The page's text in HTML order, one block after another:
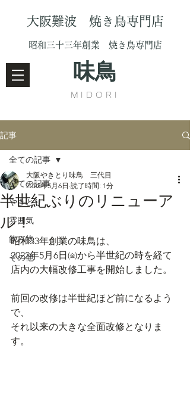
大阪難波 焼き鳥専門店
昭和三十三年創業 焼き鳥専門店
味鳥
MIDORI
記事
全ての記事
やきとり
雰囲気
飲み物
その他
全ての記事
半世紀ぶりのリニューア
ル！
大阪やきとり味鳥 三代目
2022年5月6日 読了時間: 1分
昭和33年創業の味鳥は、
2022年5月6日㈮から半世紀の時を経て
店内の大幅改修工事を開始しました。
前回の改修は半世紀ほど前になるよう
で、
それ以来の大きな全面改修となりま
す。